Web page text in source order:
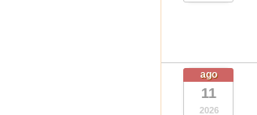
ago
11
2026